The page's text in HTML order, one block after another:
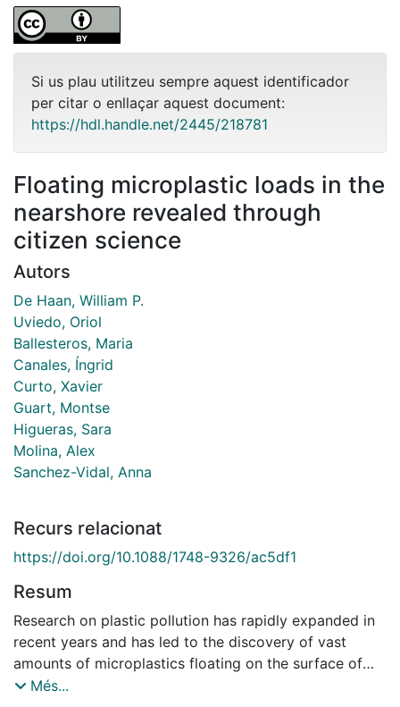
Si us plau utilitzeu sempre aquest identificador
per citar o enllaçar aquest document:
https://hdl.handle.net/2445/218781
Floating microplastic loads in the
nearshore revealed through
citizen science
Autors
De Haan, William P.
Uviedo, Oriol
Ballesteros, Maria
Canales, Íngrid
Curto, Xavier
Guart, Montse
Higueras, Sara
Molina, Alex
Sanchez-Vidal, Anna
Recurs relacionat
https://doi.org/10.1088/1748-9326/ac5df1
Resum
Research on plastic pollution has rapidly expanded in
recent years and has led to the discovery of vast
amounts of microplastics floating on the surface of
subtropical oceanic gyres. However, the distribution of
Més...